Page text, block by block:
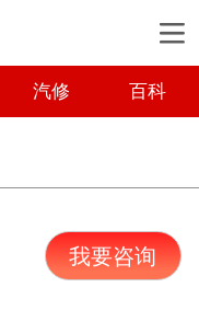
汽修 百科
我要咨询